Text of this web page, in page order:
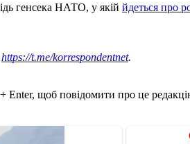
генсека НАТО, у якій йдеться про
https://t.me/korrespondentnet.
Enter, щоб повідомити про це